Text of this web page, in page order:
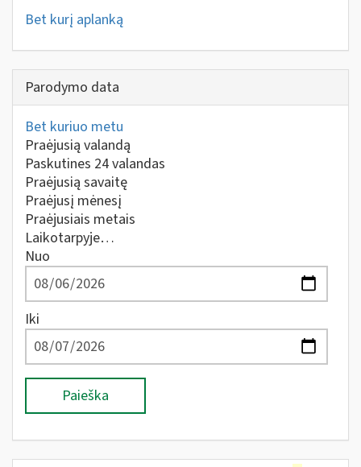
Bet kurį aplanką
Parodymo data
Bet kuriuo metu
Praėjusią valandą
Paskutines 24 valandas
Praėjusią savaitę
Praėjusį mėnesį
Praėjusiais metais
Laikotarpyje…
Nuo
Iki
Paieška